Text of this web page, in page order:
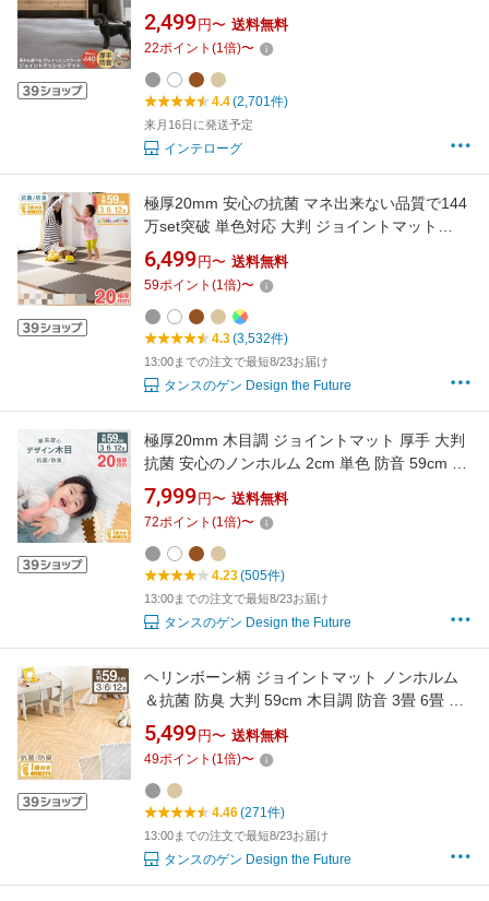
フロアマット タイルカーペット フロアタイル
ラグ 1.5畳 3畳 4.5畳 6畳 8畳 防音 床暖房対応
抗菌 防臭 クッションマット タイルマット ペッ
ト 木目調 大理石 単色 45cm 8/10/18mm 厚
2,499 円〜 送料無料
22ポイント (1倍)〜
4.4(2,701件)
来月16日に発送予定
インテローグ
極厚20mm 安心の抗菌 マネ出来ない品質で144
万set突破 単色対応 大判 ジョイントマット
59cm 3畳 6畳 12畳 抗菌 床暖房対応 赤ちゃん
カーペット ベビー フロアマット 防音 厚手 厚み
2cm プレイマット クッションマット パズルマ
ット
6,499 円〜 送料無料
59ポイント (1倍)〜
4.3(3,532件)
13:00までの注文で最短8/23お届け
タンスのゲン Design the Future
極厚20mm 木目調 ジョイントマット 厚手 大判
抗菌 安心のノンホルム 2cm 単色 防音 59cm 3
畳 6畳 12畳 木目 サイドパーツ付 洗える 2cm厚
マット フロアマット プレイマット クッション
マット パズルマット 赤ちゃん おしゃれ
7,999 円〜 送料無料
72ポイント (1倍)〜
4.23(505件)
13:00までの注文で最短8/23お届け
タンスのゲン Design the Future
ヘリンボーン柄 ジョイントマット ノンホルム
＆抗菌 防臭 大判 59cm 木目調 防音 3畳 6畳 12
畳 ジョイント マット フロアマット プレイマッ
ト キッズマット クッションマット 床暖房対応
ヘリンボーン 柄 木目 ベビー 赤ちゃん おしゃれ
5,499 円〜 送料無料
49ポイント (1倍)〜
4.46(271件)
13:00までの注文で最短8/23お届け
タンスのゲン Design the Future